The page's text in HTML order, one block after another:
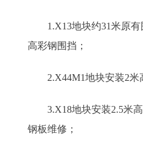
1.X13地块约31米原有
高彩钢围挡；
2.X44M1地块安装2米
3.X18地块安装2.5米高
钢板维修；